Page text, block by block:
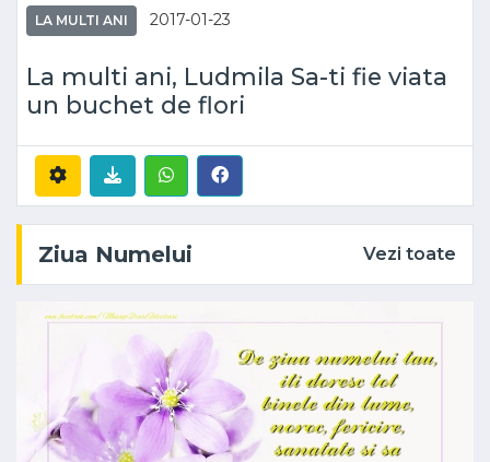
LA MULTI ANI 2017-01-23
La multi ani, Ludmila Sa-ti fie viata
un buchet de flori
Ziua Numelui Vezi toate